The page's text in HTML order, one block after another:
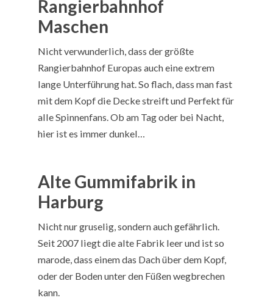
Rangierbahnhof
Maschen
Nicht verwunderlich, dass der größte
Rangierbahnhof Europas auch eine extrem
lange Unterführung hat. So flach, dass man fast
mit dem Kopf die Decke streift und Perfekt für
alle Spinnenfans. Ob am Tag oder bei Nacht,
hier ist es immer dunkel…
Alte Gummifabrik in
Harburg
Nicht nur gruselig, sondern auch gefährlich.
Seit 2007 liegt die alte Fabrik leer und ist so
marode, dass einem das Dach über dem Kopf,
oder der Boden unter den Füßen wegbrechen
kann.